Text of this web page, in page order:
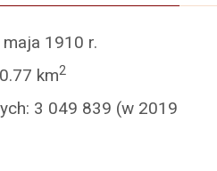
maja 1910 r.
km2
3 049 839 (w 2019